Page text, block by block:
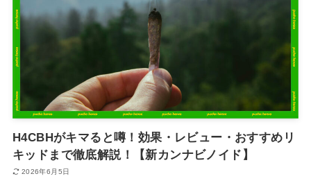
H4CBHがキマると噂！効果・レビュー・おすすめリ
キッドまで徹底解説！【新カンナビノイド】
2026年6月5日